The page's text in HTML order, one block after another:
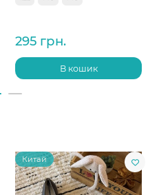
295 грн.
В кошик
Китай